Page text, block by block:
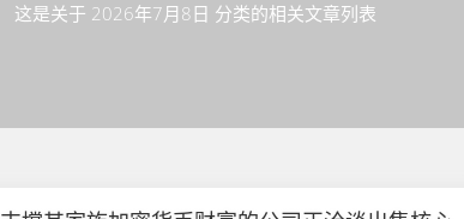
这是关于 2026年7月8日 分类的相关文章列表